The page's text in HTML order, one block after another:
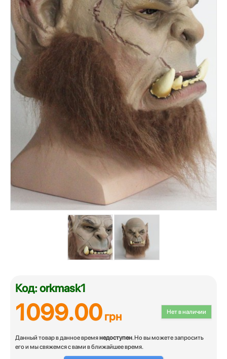
Код: orkmask1
Нет в наличии
1099.00грн
Данный товар в данное времянедоступен. Но вы можете запросить
его и мы свяжемся с вами в ближайшее время.